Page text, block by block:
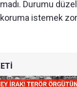
Durumu
koruma istemek